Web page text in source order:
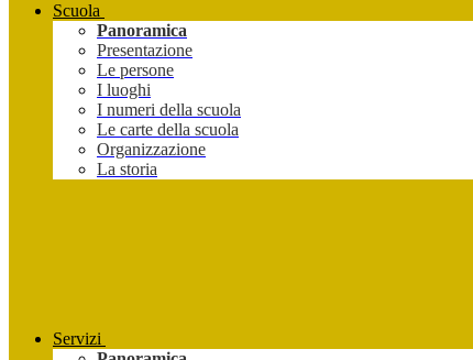
Scuola
Panoramica
Presentazione
Le persone
I luoghi
I numeri della scuola
Le carte della scuola
Organizzazione
La storia
Servizi